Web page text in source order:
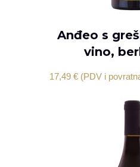
DODAJ
Anđeo s
vino,
17,49 € (PDV i